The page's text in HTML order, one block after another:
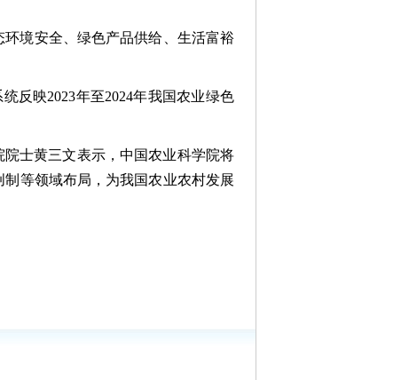
境安全、绿色产品供给、生活富裕
反映2023年至2024年我国农业绿色
士黄三文表示，中国农业科学院将
等领域布局，为我国农业农村发展